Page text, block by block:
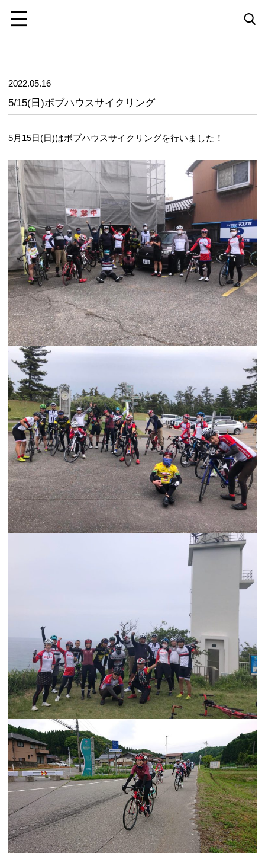
2022.05.16
5/15(日)ボブハウスサイクリング
5月15日(日)はボブハウスサイクリングを行いました！